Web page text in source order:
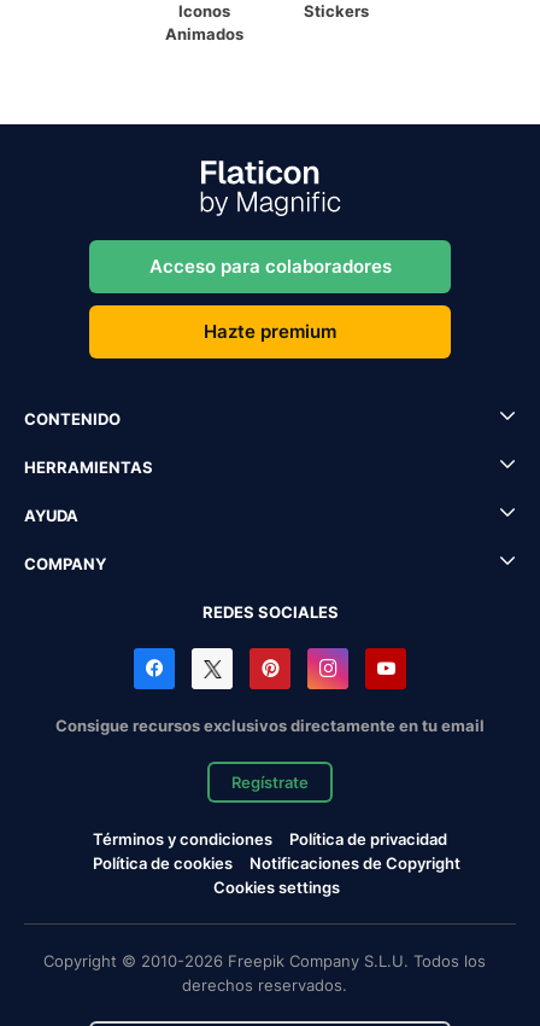
Iconos
Animados
Stickers
Acceso para colaboradores
Hazte premium
CONTENIDO
HERRAMIENTAS
AYUDA
COMPANY
REDES SOCIALES
Consigue recursos exclusivos directamente en tu email
Regístrate
Términos y condiciones
Política de privacidad
Política de cookies
Notificaciones de Copyright
Cookies settings
Copyright © 2010-2026 Freepik Company S.L.U. Todos los
derechos reservados.